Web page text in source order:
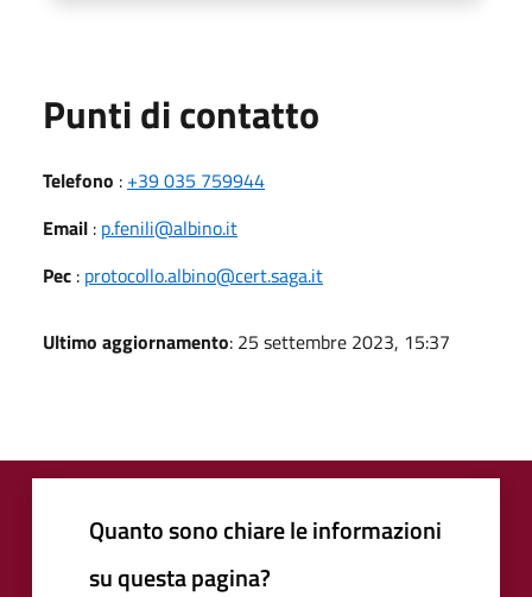
Punti di contatto
Telefono : +39 035 759944
Email : p.fenili@albino.it
Pec : protocollo.albino@cert.saga.it
Ultimo aggiornamento: 25 settembre 2023, 15:37
Quanto sono chiare le informazioni
su questa pagina?